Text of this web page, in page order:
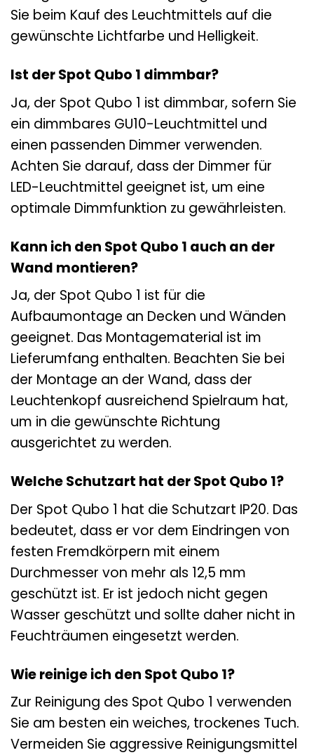
Sie beim Kauf des Leuchtmittels auf die
gewünschte Lichtfarbe und Helligkeit.
Ist der Spot Qubo 1 dimmbar?
Ja, der Spot Qubo 1 ist dimmbar, sofern Sie
ein dimmbares GU10-Leuchtmittel und
einen passenden Dimmer verwenden.
Achten Sie darauf, dass der Dimmer für
LED-Leuchtmittel geeignet ist, um eine
optimale Dimmfunktion zu gewährleisten.
Kann ich den Spot Qubo 1 auch an der
Wand montieren?
Ja, der Spot Qubo 1 ist für die
Aufbaumontage an Decken und Wänden
geeignet. Das Montagematerial ist im
Lieferumfang enthalten. Beachten Sie bei
der Montage an der Wand, dass der
Leuchtenkopf ausreichend Spielraum hat,
um in die gewünschte Richtung
ausgerichtet zu werden.
Welche Schutzart hat der Spot Qubo 1?
Der Spot Qubo 1 hat die Schutzart IP20. Das
bedeutet, dass er vor dem Eindringen von
festen Fremdkörpern mit einem
Durchmesser von mehr als 12,5 mm
geschützt ist. Er ist jedoch nicht gegen
Wasser geschützt und sollte daher nicht in
Feuchträumen eingesetzt werden.
Wie reinige ich den Spot Qubo 1?
Zur Reinigung des Spot Qubo 1 verwenden
Sie am besten ein weiches, trockenes Tuch.
Vermeiden Sie aggressive Reinigungsmittel